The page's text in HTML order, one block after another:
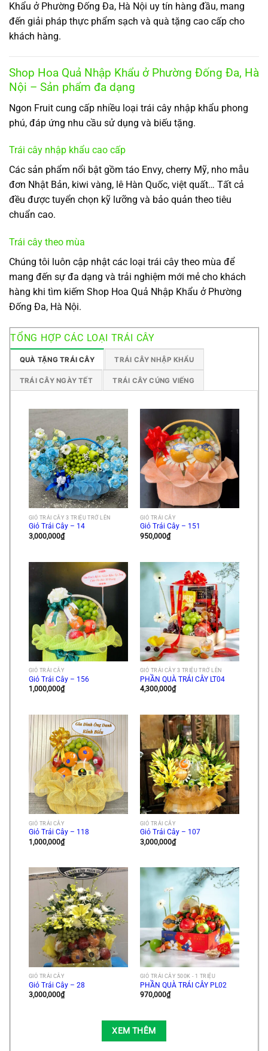
Khẩu ở Phường Đống Đa, Hà Nội uy tín hàng đầu, mang
đến giải pháp thực phẩm sạch và quà tặng cao cấp cho
khách hàng.
Shop Hoa Quả Nhập Khẩu ở Phường Đống Đa, Hà
Nội – Sản phẩm đa dạng
Ngon Fruit cung cấp nhiều loại trái cây nhập khẩu phong
phú, đáp ứng nhu cầu sử dụng và biếu tặng.
Trái cây nhập khẩu cao cấp
Các sản phẩm nổi bật gồm táo Envy, cherry Mỹ, nho mẫu
đơn Nhật Bản, kiwi vàng, lê Hàn Quốc, việt quất… Tất cả
đều được tuyển chọn kỹ lưỡng và bảo quản theo tiêu
chuẩn cao.
Trái cây theo mùa
Chúng tôi luôn cập nhật các loại trái cây theo mùa để
mang đến sự đa dạng và trải nghiệm mới mẻ cho khách
hàng khi tìm kiếm Shop Hoa Quả Nhập Khẩu ở Phường
Đống Đa, Hà Nội.
TỔNG HỢP CÁC LOẠI TRÁI CÂY
QUÀ TẶNG TRÁI CÂY TRÁI CÂY NHẬP KHẨU
TRÁI CÂY NGÀY TẾT TRÁI CÂY CÚNG VIẾNG
GIỎ TRÁI CÂY 3 TRIỆU TRỞ LÊN
Giỏ Trái Cây – 14
3,000,000₫
GIỎ TRÁI CÂY
Giỏ Trái Cây – 151
950,000₫
GIỎ TRÁI CÂY
Giỏ Trái Cây – 156
1,000,000₫
GIỎ TRÁI CÂY 3 TRIỆU TRỞ LÊN
PHẦN QUÀ TRÁI CÂY LT04
4,300,000₫
GIỎ TRÁI CÂY
Giỏ Trái Cây – 118
1,000,000₫
GIỎ TRÁI CÂY
Giỏ Trái Cây – 107
3,000,000₫
GIỎ TRÁI CÂY
Giỏ Trái Cây – 28
3,000,000₫
GIỎ TRÁI CÂY 500K - 1 TRIỆU
PHẦN QUÀ TRÁI CÂY PL02
970,000₫
XEM THÊM